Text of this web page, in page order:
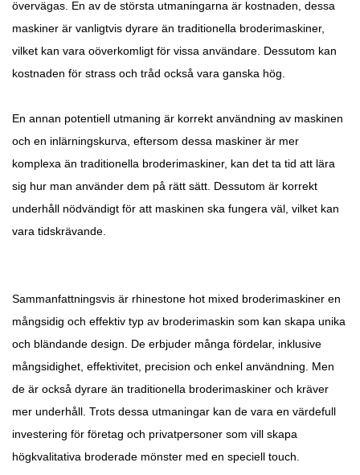
övervägas. En av de största utmaningarna är kostnaden, dessa
maskiner är vanligtvis dyrare än traditionella broderimaskiner,
vilket kan vara oöverkomligt för vissa användare. Dessutom kan
kostnaden för strass och tråd också vara ganska hög.
En annan potentiell utmaning är korrekt användning av maskinen
och en inlärningskurva, eftersom dessa maskiner är mer
komplexa än traditionella broderimaskiner, kan det ta tid att lära
sig hur man använder dem på rätt sätt. Dessutom är korrekt
underhåll nödvändigt för att maskinen ska fungera väl, vilket kan
vara tidskrävande.
Sammanfattningsvis är rhinestone hot mixed broderimaskiner en
mångsidig och effektiv typ av broderimaskin som kan skapa unika
och bländande design. De erbjuder många fördelar, inklusive
mångsidighet, effektivitet, precision och enkel användning. Men
de är också dyrare än traditionella broderimaskiner och kräver
mer underhåll. Trots dessa utmaningar kan de vara en värdefull
investering för företag och privatpersoner som vill skapa
högkvalitativa broderade mönster med en speciell touch.